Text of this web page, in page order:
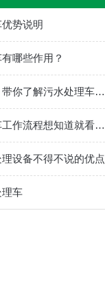
势说明
哪些作用？
关注这篇，带你了解污水处理车的运行机理
污水处理车工作流程想知道就看这里
设备不得不说的优点
车